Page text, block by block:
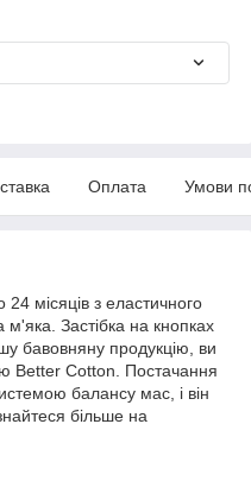
Оплата Умови
24 місяців з еластичного
м'яка. Застібка на кнопках
бавовняну продукцію, ви
Better Cotton. Постачання
балансу мас, і він
більше на